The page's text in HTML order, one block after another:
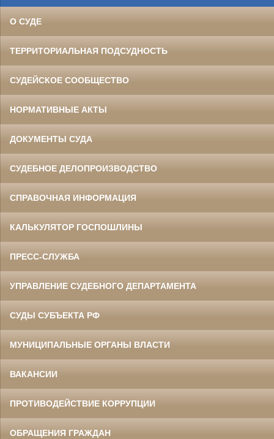
О СУДЕ
ТЕРРИТОРИАЛЬНАЯ ПОДСУДНОСТЬ
СУДЕЙСКОЕ СООБЩЕСТВО
НОРМАТИВНЫЕ АКТЫ
ДОКУМЕНТЫ СУДА
СУДЕБНОЕ ДЕЛОПРОИЗВОДСТВО
СПРАВОЧНАЯ ИНФОРМАЦИЯ
КАЛЬКУЛЯТОР ГОСПОШЛИНЫ
ПРЕСС-СЛУЖБА
УПРАВЛЕНИЕ СУДЕБНОГО ДЕПАРТАМЕНТА
СУДЫ СУБЪЕКТА РФ
МУНИЦИПАЛЬНЫЕ ОРГАНЫ ВЛАСТИ
ВАКАНСИИ
ПРОТИВОДЕЙСТВИЕ КОРРУПЦИИ
ОБРАЩЕНИЯ ГРАЖДАН